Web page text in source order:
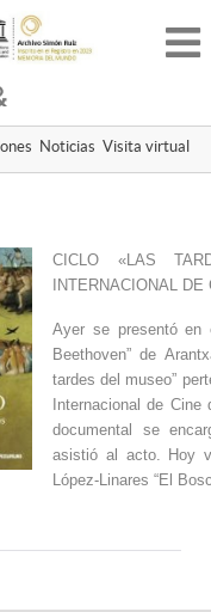
Noticias Visita virtual
CICLO «LAS
INTERNACIONAL
Ayer se presentó en
Beethoven” de
tardes del museo”
Internacional de
documental se
asistió al acto. Hoy
López-Linares “El